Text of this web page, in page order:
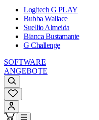
Logitech G PLAY
Bubba Wallace
Suellio Almeida
Bianca Bustamante
G Challenge
SOFTWARE
ANGEBOTE